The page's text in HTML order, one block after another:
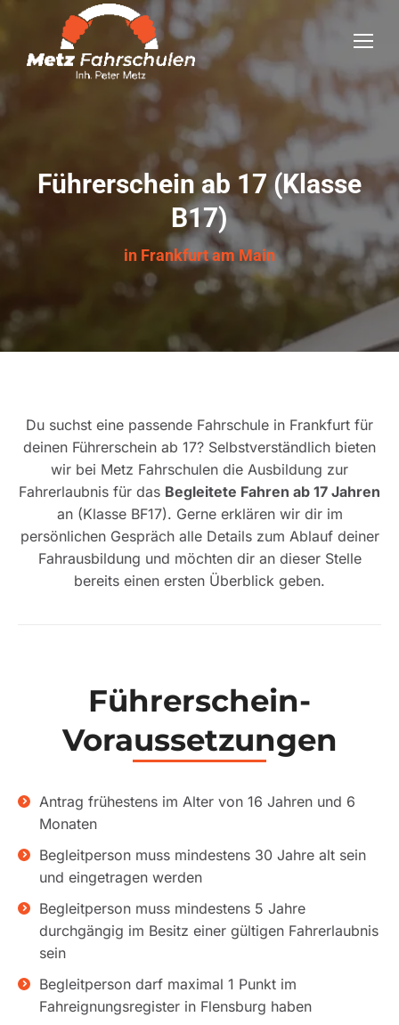
Führerschein ab 17 (Klasse
B17)
in Frankfurt am Main
Du suchst eine passende Fahrschule in Frankfurt für
deinen Führerschein ab 17? Selbstverständlich bieten
wir bei Metz Fahrschulen die Ausbildung zur
Fahrerlaubnis für das Begleitete Fahren ab 17 Jahren
an (Klasse BF17). Gerne erklären wir dir im
persönlichen Gespräch alle Details zum Ablauf deiner
Fahrausbildung und möchten dir an dieser Stelle
bereits einen ersten Überblick geben.
Führerschein-
Voraussetzungen
Antrag frühestens im Alter von 16 Jahren und 6
Monaten
Begleitperson muss mindestens 30 Jahre alt sein
und eingetragen werden
Begleitperson muss mindestens 5 Jahre
durchgängig im Besitz einer gültigen Fahrerlaubnis
sein
Begleitperson darf maximal 1 Punkt im
Fahreignungsregister in Flensburg haben